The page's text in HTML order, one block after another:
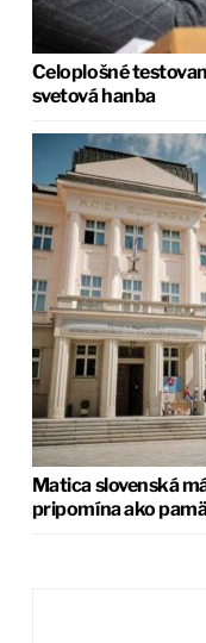
Celoplošné
svetová hanba
Matica slovenská
pripomína ako